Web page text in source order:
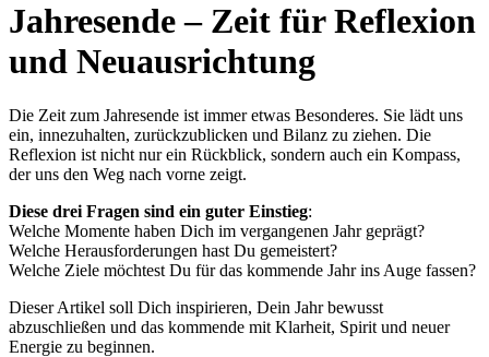
Jahresende – Zeit für Reflexion
und Neuausrichtung
Die Zeit zum Jahresende ist immer etwas Besonderes. Sie lädt uns
ein, innezuhalten, zurückzublicken und Bilanz zu ziehen. Die
Reflexion ist nicht nur ein Rückblick, sondern auch ein Kompass,
der uns den Weg nach vorne zeigt.
Diese drei Fragen sind ein guter Einstieg:
Welche Momente haben Dich im vergangenen Jahr geprägt?
Welche Herausforderungen hast Du gemeistert?
Welche Ziele möchtest Du für das kommende Jahr ins Auge fassen?
Dieser Artikel soll Dich inspirieren, Dein Jahr bewusst
abzuschließen und das kommende mit Klarheit, Spirit und neuer
Energie zu beginnen.